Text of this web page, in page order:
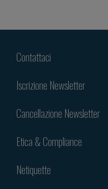
Contattaci
Iscrizione Newsletter
Cancellazione Newsletter
Etica & Compliance
Netiquette